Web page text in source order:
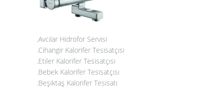
.Avcılar Hidrofor Servisi
.Cihangir Kalorifer Tesisatçısı
.Etiler Kalorifer Tesisatçısı
.Bebek Kalorifer Tesisatçısı
.Beşiktaş Kalorifer Tesisatı